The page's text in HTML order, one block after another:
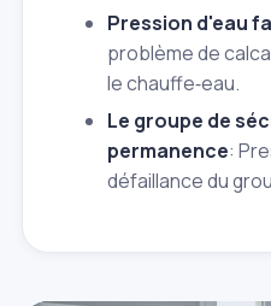
Pression d'eau
problème de
le chauffe‑eau.
Le groupe de
permanence:
défaillance du